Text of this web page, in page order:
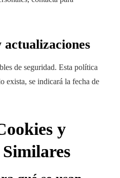
actualizaciones
de seguridad. Esta política
exista, se indicará la fecha de
y